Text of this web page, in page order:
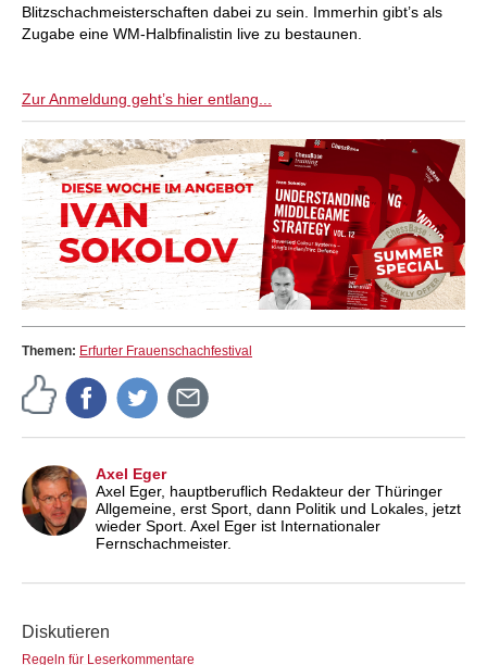
Blitzschachmeisterschaften dabei zu sein. Immerhin gibt’s als
Zugabe eine WM-Halbfinalistin live zu bestaunen.
Zur Anmeldung geht’s hier entlang...
Themen: Erfurter Frauenschachfestival
Axel Eger
Axel Eger, hauptberuflich Redakteur der Thüringer
Allgemeine, erst Sport, dann Politik und Lokales, jetzt
wieder Sport. Axel Eger ist Internationaler
Fernschachmeister.
Diskutieren
Regeln für Leserkommentare